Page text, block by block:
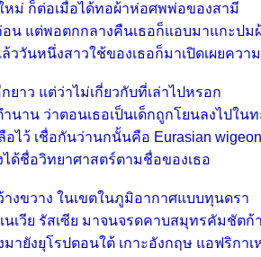
หม่ ก็ต่อเมื่อได้ทอผ้าห่อศพพ่อของสามี
ก่อน แต่พอตกกลางคืนเธอก็แอบมาแกะปม
ล้ววันหนึ่งสาวใช้ของเธอก็มาเปิดเผยควา
ยาว แต่ว่าไม่เกี่ยวกับที่เล่าไปหรอก
าน ว่าตอนเธอเป็นเด็กถูกโยนลงไปในท
ไว้ เชื่อกันว่านกนั้นคือ Eurasian wigeon
ด้ชื่อวิทยาศาสตร์ตามชื่อของเธอ
งขวาง ในเขตในภูมิอากาศแบบทุนดรา
นเวีย รัสเซีย มาจนจรดคาบสมุทรคัมชัตก้า
ายังยุโรปตอนใต้ เกาะอังกฤษ แอฟริกาเ